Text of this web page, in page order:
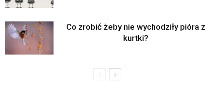
Co zrobić żeby nie wychodziły pióra z
kurtki?